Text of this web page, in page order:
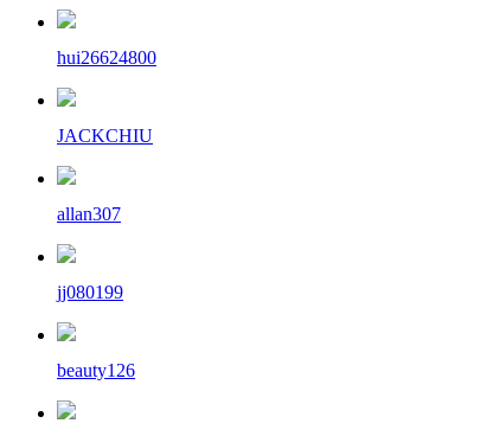
hui26624800
JACKCHIU
allan307
jj080199
beauty126